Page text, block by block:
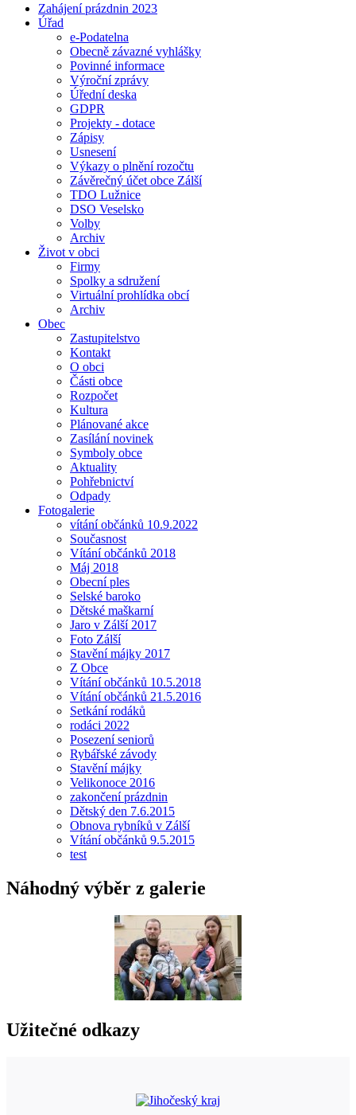
Zahájení prázdnin 2023
Úřad
e-Podatelna
Obecně závazné vyhlášky
Povinné informace
Výroční zprávy
Úřední deska
GDPR
Projekty - dotace
Zápisy
Usnesení
Výkazy o plnění rozočtu
Závěrečný účet obce Zálší
TDO Lužnice
DSO Veselsko
Volby
Archiv
Život v obci
Firmy
Spolky a sdružení
Virtuální prohlídka obcí
Archiv
Obec
Zastupitelstvo
Kontakt
O obci
Části obce
Rozpočet
Kultura
Plánované akce
Zasílání novinek
Symboly obce
Aktuality
Pohřebnictví
Odpady
Fotogalerie
vítání občánků 10.9.2022
Současnost
Vítání občánků 2018
Máj 2018
Obecní ples
Selské baroko
Dětské maškarní
Jaro v Zálší 2017
Foto Zálší
Stavění májky 2017
Z Obce
Vítání občánků 10.5.2018
Vítání občánků 21.5.2016
Setkání rodáků
rodáci 2022
Posezení seniorů
Rybářské závody
Stavění májky
Velikonoce 2016
zakončení prázdnin
Dětský den 7.6.2015
Obnova rybníků v Zálší
Vítání občánků 9.5.2015
test
Náhodný výběr z galerie
Užitečné odkazy